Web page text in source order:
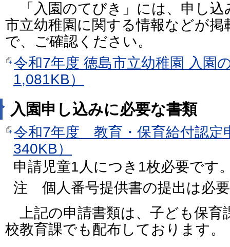
「入園のてびき」には、申し込
市立幼稚園に関する情報などが
で、ご確認ください。
令和7年度 徳島市立幼稚園 入園
1,081KB）
入園申し込みに必要な書類
令和7年度 教育・保育給付認定
340KB）
申請児童1人につき1枚必要です
注 個人番号提供書の提出は必
上記の申請書類は、子ども保育
校教育課でも配布しております。